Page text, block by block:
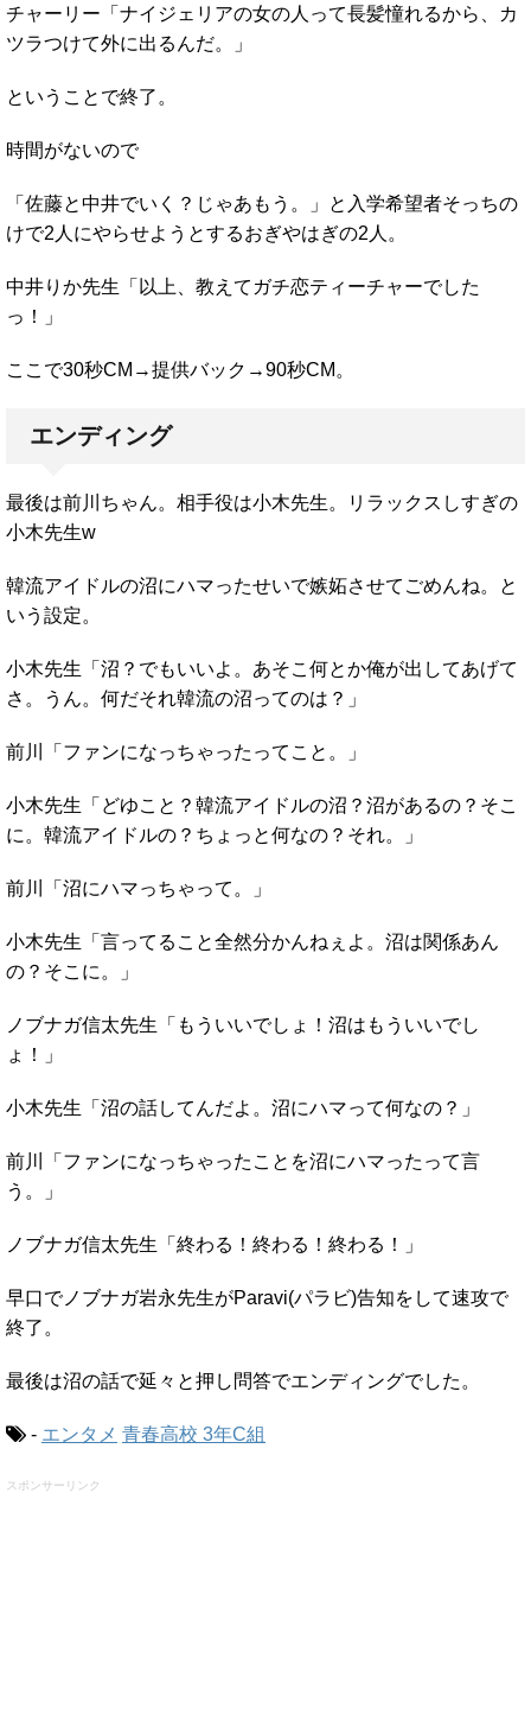
チャーリー「ナイジェリアの女の人って長髪憧れるから、カ
ツラつけて外に出るんだ。」
ということで終了。
時間がないので
「佐藤と中井でいく？じゃあもう。」と入学希望者そっちの
けで2人にやらせようとするおぎやはぎの2人。
中井りか先生「以上、教えてガチ恋ティーチャーでした
っ！」
ここで30秒CM→提供バック→90秒CM。
エンディング
最後は前川ちゃん。相手役は小木先生。リラックスしすぎの
小木先生w
韓流アイドルの沼にハマったせいで嫉妬させてごめんね。と
いう設定。
小木先生「沼？でもいいよ。あそこ何とか俺が出してあげて
さ。うん。何だそれ韓流の沼ってのは？」
前川「ファンになっちゃったってこと。」
小木先生「どゆこと？韓流アイドルの沼？沼があるの？そこ
に。韓流アイドルの？ちょっと何なの？それ。」
前川「沼にハマっちゃって。」
小木先生「言ってること全然分かんねぇよ。沼は関係あん
の？そこに。」
ノブナガ信太先生「もういいでしょ！沼はもういいでし
ょ！」
小木先生「沼の話してんだよ。沼にハマって何なの？」
前川「ファンになっちゃったことを沼にハマったって言
う。」
ノブナガ信太先生「終わる！終わる！終わる！」
早口でノブナガ岩永先生がParavi(パラビ)告知をして速攻で
終了。
最後は沼の話で延々と押し問答でエンディングでした。
- エンタメ 青春高校 3年C組
スポンサーリンク